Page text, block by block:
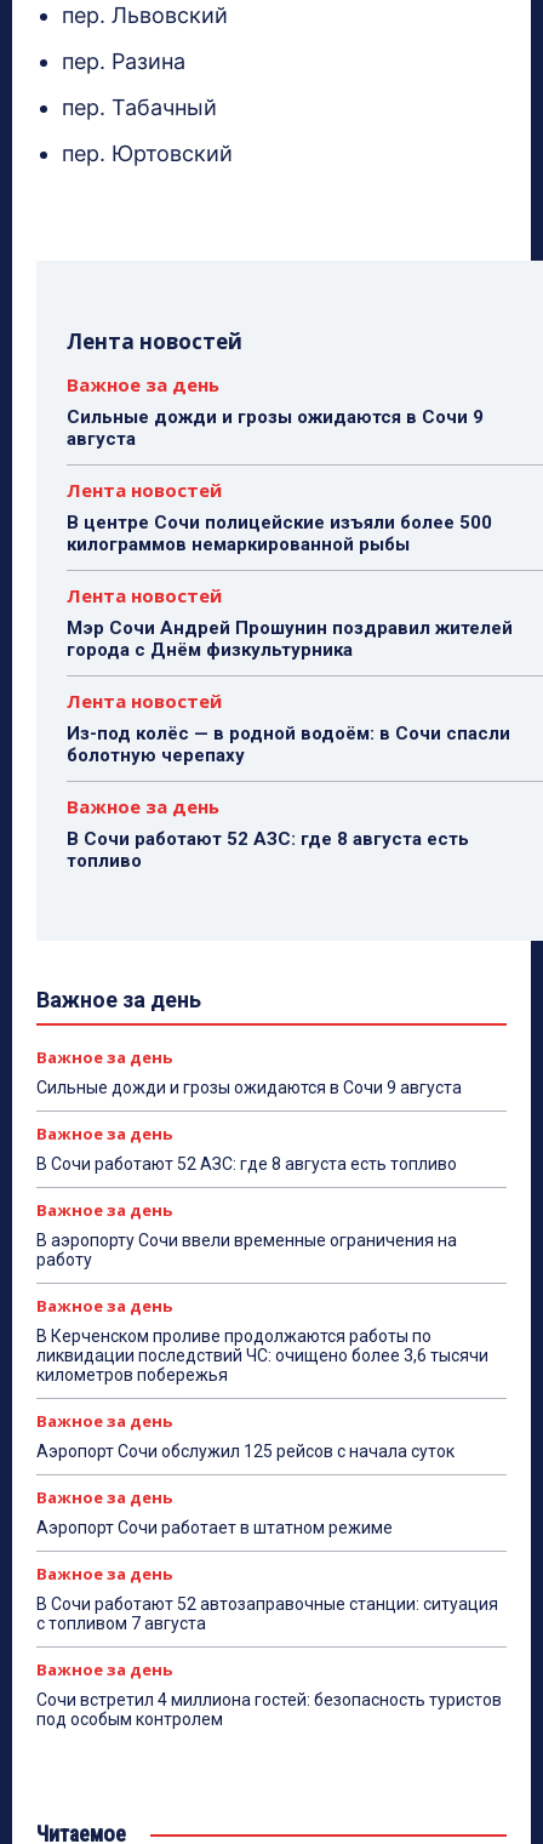
пер. Львовский
пер. Разина
пер. Табачный
пер. Юртовский
Лента новостей
Важное за день
Сильные дожди и грозы ожидаются в Сочи 9
августа
Лента новостей
В центре Сочи полицейские изъяли более 500
килограммов немаркированной рыбы
Лента новостей
Мэр Сочи Андрей Прошунин поздравил жителей
города с Днём физкультурника
Лента новостей
Из-под колёс — в родной водоём: в Сочи спасли
болотную черепаху
Важное за день
В Сочи работают 52 АЗС: где 8 августа есть
топливо
Важное за день
Важное за день
Сильные дожди и грозы ожидаются в Сочи 9 августа
Важное за день
В Сочи работают 52 АЗС: где 8 августа есть топливо
Важное за день
В аэропорту Сочи ввели временные ограничения на
работу
Важное за день
В Керченском проливе продолжаются работы по
ликвидации последствий ЧС: очищено более 3,6 тысячи
километров побережья
Важное за день
Аэропорт Сочи обслужил 125 рейсов с начала суток
Важное за день
Аэропорт Сочи работает в штатном режиме
Важное за день
В Сочи работают 52 автозаправочные станции: ситуация
с топливом 7 августа
Важное за день
Сочи встретил 4 миллиона гостей: безопасность туристов
под особым контролем
Читаемое